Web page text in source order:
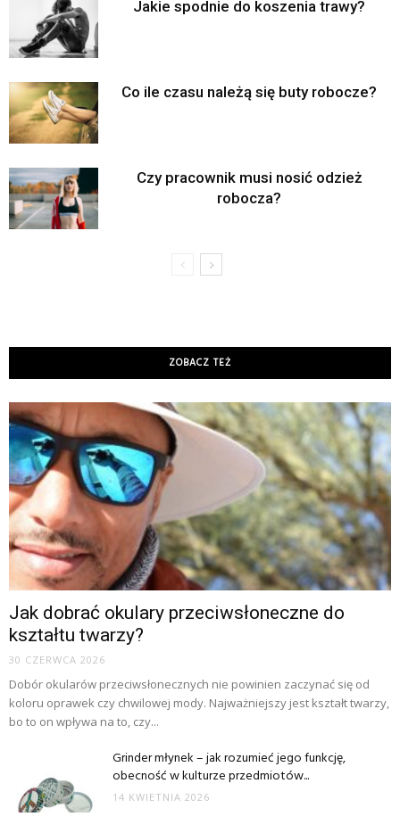
Jakie spodnie do koszenia trawy?
Co ile czasu należą się buty robocze?
Czy pracownik musi nosić odzież
robocza?
ZOBACZ TEŻ
Jak dobrać okulary przeciwsłoneczne do
kształtu twarzy?
30 CZERWCA 2026
Dobór okularów przeciwsłonecznych nie powinien zaczynać się od
koloru oprawek czy chwilowej mody. Najważniejszy jest kształt twarzy,
bo to on wpływa na to, czy...
Grinder młynek – jak rozumieć jego funkcję,
obecność w kulturze przedmiotów...
14 KWIETNIA 2026